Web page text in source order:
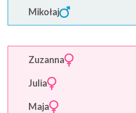
Mikołaj
Zuzanna
Julia
Maja